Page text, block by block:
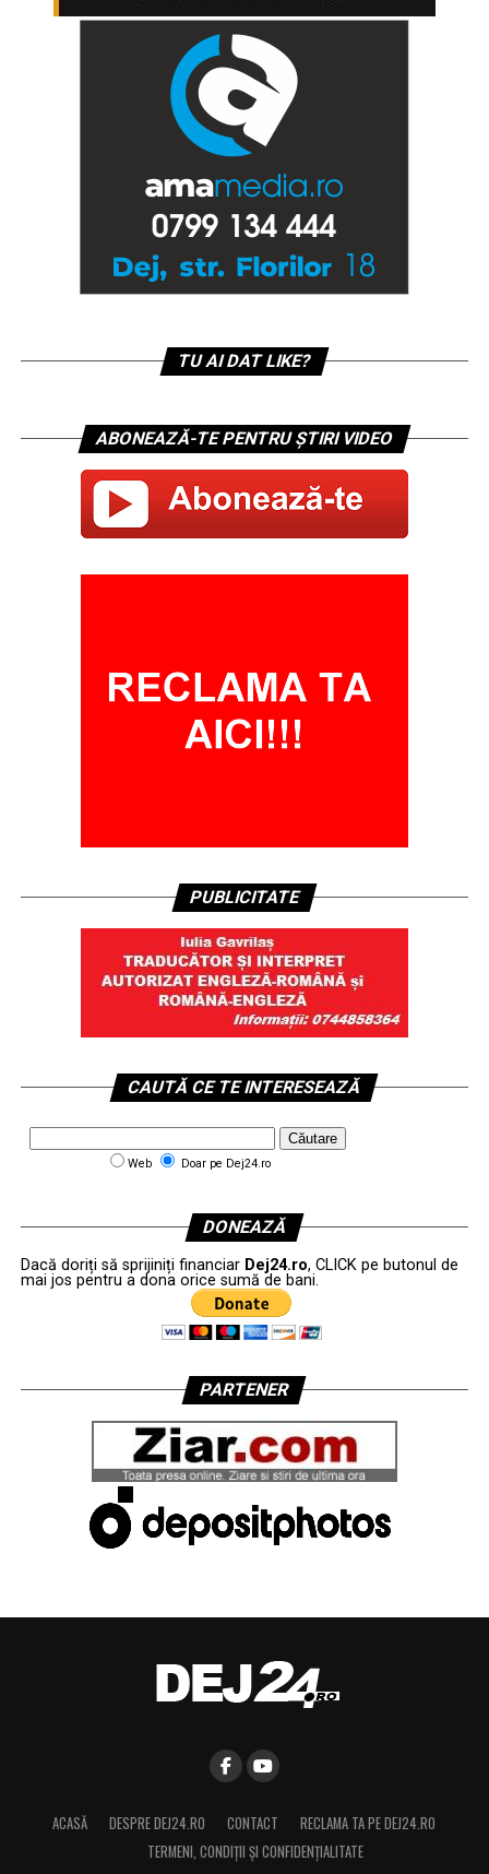
TU AI DAT LIKE?
ABONEAZĂ-TE PENTRU ȘTIRI VIDEO
PUBLICITATE
CAUTĂ CE TE INTERESEAZĂ
Web Doar pe Dej24.ro
DONEAZĂ
Dacă doriți să sprijiniți financiar Dej24.ro, CLICK pe butonul de
mai jos pentru a dona orice sumă de bani.
PARTENER
ACASĂ DESPRE DEJ24.RO CONTACT
RECLAMA TA PE DEJ24.RO
TERMENI, CONDIŢII ȘI CONFIDENȚIALITATE